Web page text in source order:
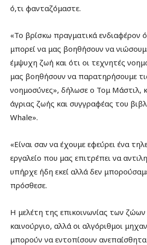
ό,τι φανταζόμαστε.
«Το βρίσκω πραγματικά ενδιαφέρον
μπορεί να μας βοηθήσουν να
έμψυχη ζωή και ότι οι τεχνητές
μας βοηθήσουν να παρατηρήσουμε
νοημοσύνες», δήλωσε ο Τομ Μάστιλ,
άγριας ζωής και συγγραφέας του
Whale».
«Είναι σαν να έχουμε εφεύρει ένα
εργαλείο που μας επιτρέπει να
υπήρχε ήδη εκεί αλλά δεν
πρόσθεσε.
Η μελέτη της επικοινωνίας των ζώων
καινούργιο, αλλά οι αλγόριθμοι
μπορούν να εντοπίσουν